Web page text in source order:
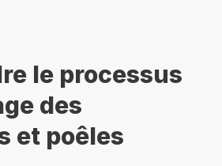
le processus
des
et poêles